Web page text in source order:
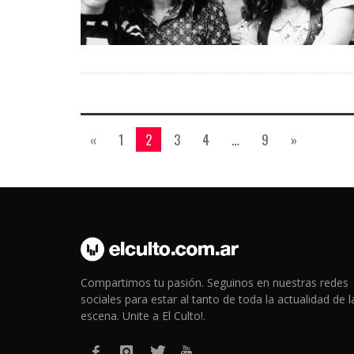
« 1 2 3 4 … 9 »
Compartimos tu pasión. Seguinos en nuestras redes
sociales para estar al tanto de toda la actualidad de
escena. Unite a El Culto!.